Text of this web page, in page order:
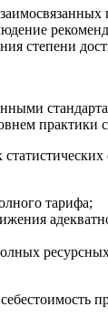
степени
практики
тарифа;